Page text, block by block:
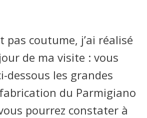
pas coutume, j’ai réalisé
de ma visite : vous
dessous les grandes
du Parmigiano
pourrez constater à